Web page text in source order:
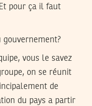
pour ça il faut
gouvernement?
vous le savez
on se réunit
de
du pays a partir